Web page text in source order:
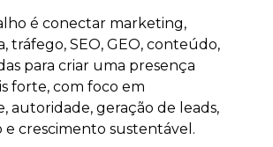
é conectar marketing,
tráfego, SEO, GEO, conteúdo,
para criar uma presença
forte, com foco em
autoridade, geração de leads,
e crescimento sustentável.